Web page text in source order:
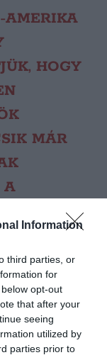
Information
third parties, or
for
opt-out
that after your
seeing
utilized by
parties prior to
AMERIKA
HOGY
MÁR
A
FEL,
EL ÉS
ÚJ